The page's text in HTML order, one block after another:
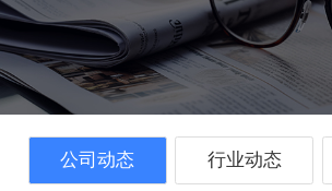
公司动态 行业动态